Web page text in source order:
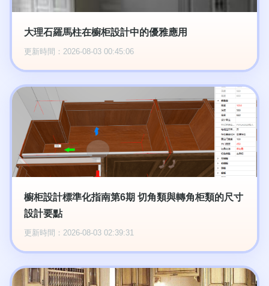
大理石羅馬柱在櫥柜設計中的優雅應用
更新時間：2026-08-03 00:45:06
櫥柜設計標準化指南第6期 切角類與轉角柜類的尺寸
設計要點
更新時間：2026-08-03 02:39:31